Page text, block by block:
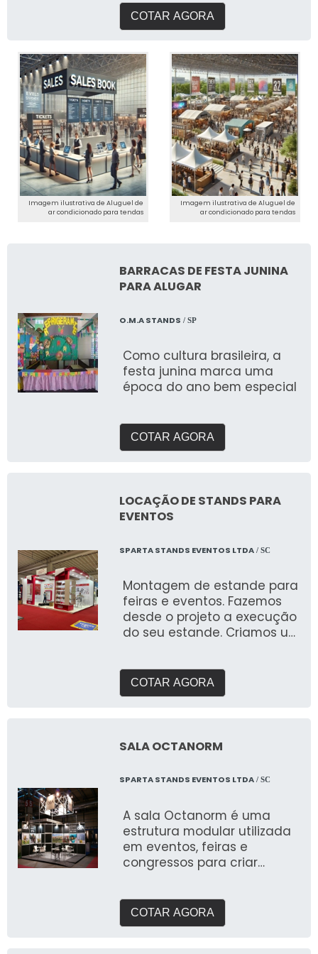
COTAR AGORA
Imagem ilustrativa de Aluguel de
ar condicionado para tendas
Imagem ilustrativa de Aluguel de
ar condicionado para tendas
BARRACAS DE FESTA JUNINA
PARA ALUGAR
O.M.A STANDS / SP
Como cultura brasileira, a
festa junina marca uma
época do ano bem especial
COTAR AGORA
LOCAÇÃO DE STANDS PARA
EVENTOS
SPARTA STANDS EVENTOS LTDA/ SC
Montagem de estande para
feiras e eventos. Fazemos
desde o projeto a execução
do seu estande. Criamos um
necessidades e entregar o
que buscam expor em
para garantir a qualidade
COTAR AGORA
SALA OCTANORM
SPARTA STANDS EVENTOS LTDA/ SC
A sala Octanorm é uma
estrutura modular utilizada
em eventos, feiras e
congressos para criar
atendimento ou exposição.
Fabricada com perfis de
COTAR AGORA